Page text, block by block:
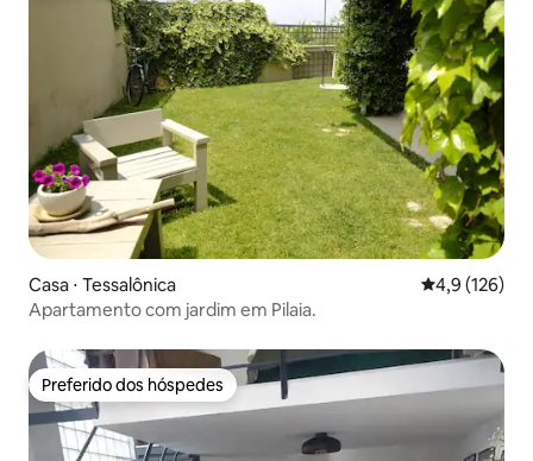
Casa ⋅ Tessalônica 4,9 de uma
4,9 (126)
Apartamento com jardim em Pilaia.
Preferido dos hóspedes
Preferido dos hóspedes